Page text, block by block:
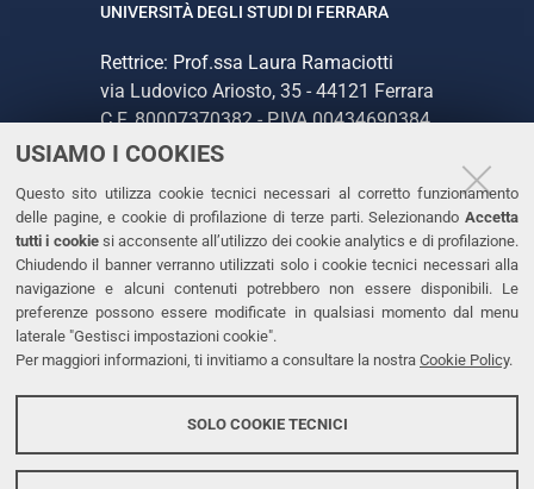
USIAMO I COOKIES
Questo sito utilizza cookie tecnici necessari al corretto funzionamento
delle pagine, e cookie di profilazione di terze parti. Selezionando Accetta
tutti i cookiesi acconsente all’utilizzo dei cookie analytics e di profilazione.
Chiudendo il banner verranno utilizzati solo i cookie tecnici necessari alla
navigazione e alcuni contenuti potrebbero non essere disponibili. Le
preferenze possono essere modificate in qualsiasi momento dal menu
laterale "Gestisci impostazioni cookie".
Per maggiori informazioni, ti invitiamo a consultare la nostra Cookie Policy.
SOLO COOKIE TECNICI
UNIVERSITÀ DEGLI STUDI DI FERRARA
Rettrice: Prof.ssa Laura Ramaciotti
via Ludovico Ariosto, 35 - 44121 Ferrara
C.F. 80007370382 - P.IVA 00434690384
CONTATTI
Tel. +39 0532 293111
Fax. +39 0532 293031
PEC
LINKS
Accessibilità
Protezione dati personali